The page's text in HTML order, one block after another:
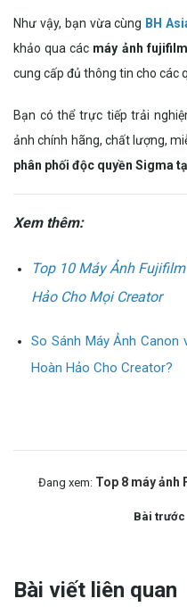
Như vậy, bạn vừa cùng BH
khảo qua các máy ảnh
cung cấp đủ thông tin cho các
Bạn có thể trực tiếp trải
ảnh chính hãng, chất lượng,
phân phối độc quyền Sigma
Xem thêm:
Top 10 Máy Ảnh
Hảo Cho Mọi Creator
So Sánh Máy Ảnh Canon
Hoàn Hảo Cho Creator?
Đang xem: Top 8 máy ảnh
Bài trước
Bài viết liên quan